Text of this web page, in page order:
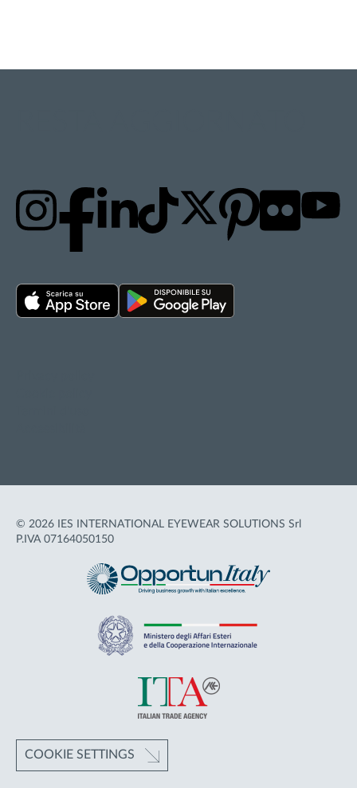
© 2026 IES INTERNATIONAL EYEWEAR SOLUTIONS Srl
P.IVA 07164050150
COOKIE SETTINGS